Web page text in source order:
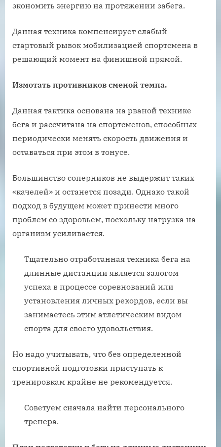
экономить энергию на протяжении забега.
Данная техника компенсирует слабый
стартовый рывок мобилизацией спортсмена в
решающий момент на финишной прямой.
Измотать противников сменой темпа.
Данная тактика основана на рваной технике
бега и рассчитана на спортсменов, способных
периодически менять скорость движения и
оставаться при этом в тонусе.
Большинство соперников не выдержит таких
«качелей» и останется позади. Однако такой
подход в будущем может принести много
проблем со здоровьем, поскольку нагрузка на
организм усиливается.
Тщательно отработанная техника бега на
длинные дистанции является залогом
успеха в процессе соревнований или
установления личных рекордов, если вы
занимаетесь этим атлетическим видом
спорта для своего удовольствия.
Но надо учитывать, что без определенной
спортивной подготовки приступать к
тренировкам крайне не рекомендуется.
Советуем сначала найти персонального
тренера.